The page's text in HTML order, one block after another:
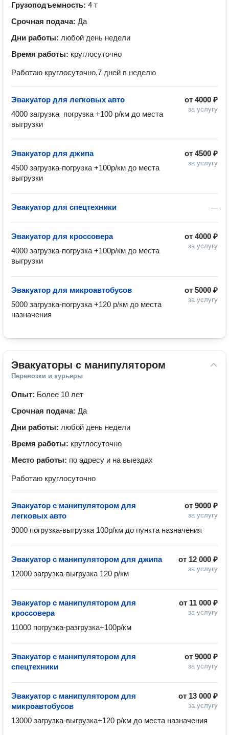
Грузоподъемность: 4 т
Срочная подача: Да
Дни работы: любой день недели
Время работы: круглосуточно
Работаю круглосуточно,7 дней в неделю
от 4000 ₽
за услугу
Эвакуатор для легковых авто
4000 загрузка_погрузка +100 р/км до места
выгрузки
от 4500 ₽
за услугу
Эвакуатор для джипа
4500 загрузка-погрузка +100р/км до места
выгрузки
—
Эвакуатор для спецтехники
от 4000 ₽
за услугу
Эвакуатор для кроссовера
4000 загрузка-погрузка +100р/км до места
выгрузки
от 5000 ₽
за услугу
Эвакуатор для микроавтобусов
5000 загрузка-погрузка +120 р/км до места
назначения
Эвакуаторы с манипулятором
Перевозки и курьеры
Опыт: Более 10 лет
Срочная подача: Да
Дни работы: любой день недели
Время работы: круглосуточно
Место работы: по адресу и на выездах
Работаю круглосуточно
от 9000 ₽
за услугу
Эвакуатор с манипулятором для
легковых авто
9000 погрузка-выгрузка 100р/км до пункта назначения
от 12 000 ₽
за услугу
Эвакуатор с манипулятором для джипа
12000 загрузка-выгрузка 120 р/км
от 11 000 ₽
за услугу
Эвакуатор с манипулятором для
кроссовера
11000 погрузка-разгрузка+100р/км
от 9000 ₽
за услугу
Эвакуатор с манипулятором для
спецтехники
от 13 000 ₽
за услугу
Эвакуатор с манипулятором для
микроавтобусов
13000 загрузка-выгрузка+120 р/км до места назначения